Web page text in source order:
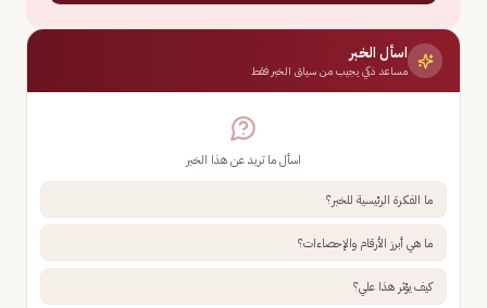
اسأل الخبر
مساعد ذكي يجيب من سياق الخبر فقط
اسأل ما تريد عن هذا الخبر
ما الفكرة الرئيسية للخبر؟
ما هي أبرز الأرقام والإحصاءات؟
كيف يؤثر هذا علي؟